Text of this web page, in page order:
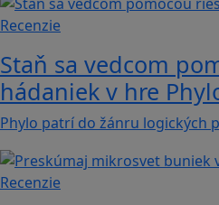
Recenzie
Staň sa vedcom
hádaniek v hre
Phylo patrí do žánru logických
Recenzie